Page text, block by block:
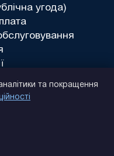
угода)
та покращення